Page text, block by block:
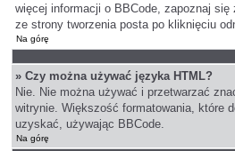
więcej informacji o BBCode, zapoznaj się
ze strony tworzenia posta po kliknięciu
Na górę
» Czy można używać języka HTML?
Nie. Nie można używać i przetwarzać
witrynie. Większość formatowania, które
uzyskać, używając BBCode.
Na górę